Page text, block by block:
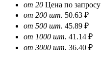
от 20 Цена по запросу
от 200 шт. 50.63 ₽
от 500 шт. 45.89 ₽
от 1000 шт. 41.14 ₽
от 3000 шт. 36.40 ₽